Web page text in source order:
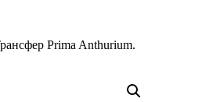
Prima Anthurium.